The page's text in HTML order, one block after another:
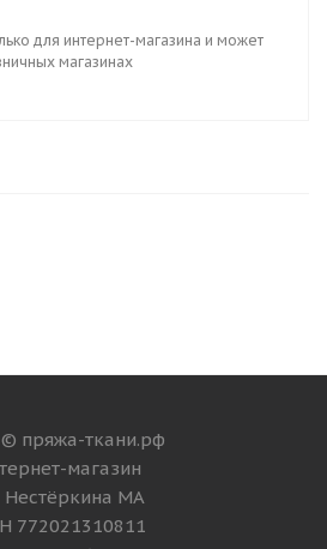
для интернет-магазина и может
магазинах
пряжа-ткани.рф
магазин
МА
772021310811